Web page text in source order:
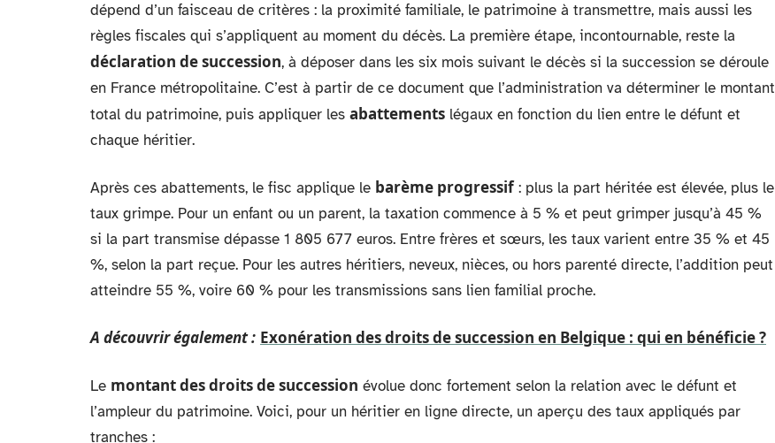
dépend d’un faisceau de critères : la proximité familiale, le patrimoine à transmettre, mais aussi les
règles fiscales qui s’appliquent au moment du décès. La première étape, incontournable, reste la
déclaration de succession, à déposer dans les six mois suivant le décès si la succession se déroule
en France métropolitaine. C’est à partir de ce document que l’administration va déterminer le montant
total du patrimoine, puis appliquer les abattements légaux en fonction du lien entre le défunt et
chaque héritier.
Après ces abattements, le fisc applique le barème progressif : plus la part héritée est élevée, plus le
taux grimpe. Pour un enfant ou un parent, la taxation commence à 5 % et peut grimper jusqu’à 45 %
si la part transmise dépasse 1 805 677 euros. Entre frères et sœurs, les taux varient entre 35 % et 45
%, selon la part reçue. Pour les autres héritiers, neveux, nièces, ou hors parenté directe, l’addition peut
atteindre 55 %, voire 60 % pour les transmissions sans lien familial proche.
A découvrir également : Exonération des droits de succession en Belgique : qui en bénéficie ?
Le montant des droits de succession évolue donc fortement selon la relation avec le défunt et
l’ampleur du patrimoine. Voici, pour un héritier en ligne directe, un aperçu des taux appliqués par
tranches :